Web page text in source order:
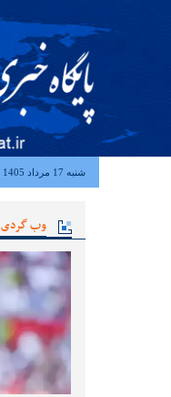
شنبه 17 مرداد 1405 - Sat 08 Aug 2026
وب گردی